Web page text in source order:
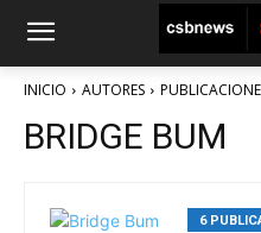
INICIO AUTORES
BRIDGE BUM
6